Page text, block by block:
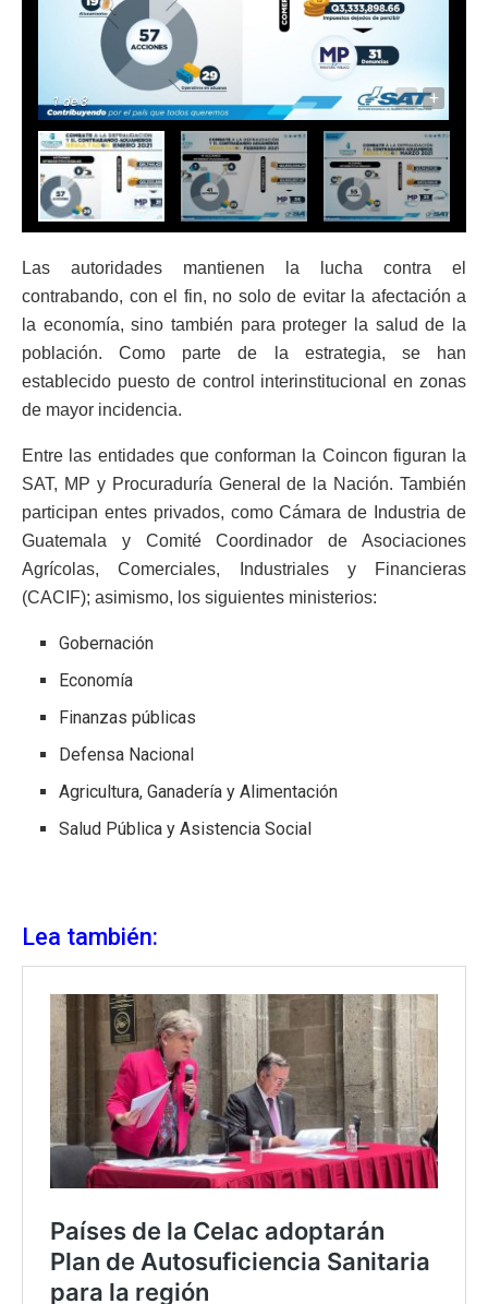
1de 8 - +
Las autoridades mantienen la lucha contra el
contrabando, con el fin, no solo de evitar la afectación a
la economía, sino también para proteger la salud de la
población. Como parte de la estrategia, se han
establecido puesto de control interinstitucional en zonas
de mayor incidencia.
Entre las entidades que conforman la Coincon figuran la
SAT, MP y Procuraduría General de la Nación. También
participan entes privados, como Cámara de Industria de
Guatemala y Comité Coordinador de Asociaciones
Agrícolas, Comerciales, Industriales y Financieras
(CACIF); asimismo, los siguientes ministerios:
Gobernación
Economía
Finanzas públicas
Defensa Nacional
Agricultura, Ganadería y Alimentación
Salud Pública y Asistencia Social
Lea también: